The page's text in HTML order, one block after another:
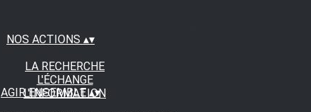
NOS ACTIONS ▴▾
LA RECHERCHE
L'ÉCHANGE
L'INFORMATION
AGIR ENSEMBLE▴▾